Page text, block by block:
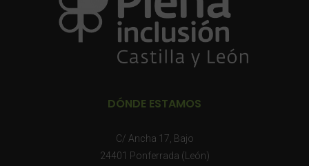
DÓNDE ESTAMOS
C/ Ancha 17, Bajo
24401 Ponferrada (León)